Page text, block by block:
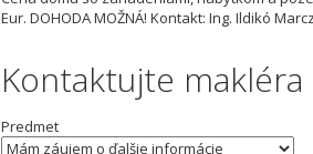
Eur. DOHODA MOŽNÁ! Kontakt: Ing. Ildikó
Kontaktujte makléra
Predmet